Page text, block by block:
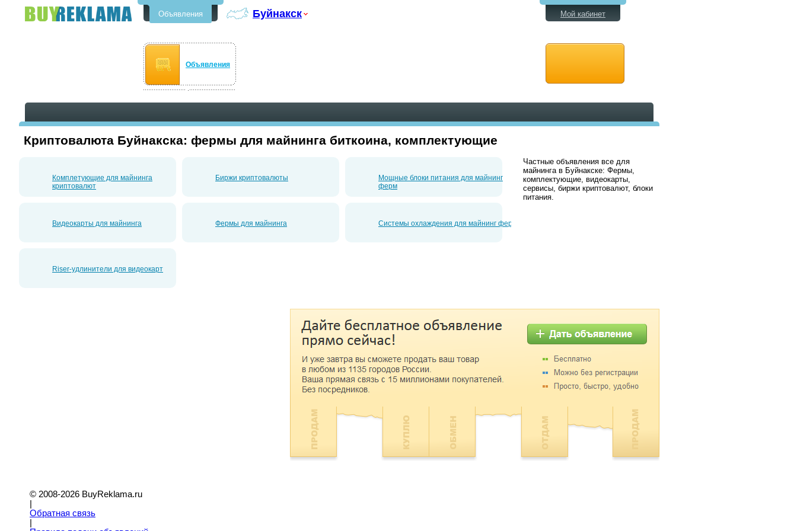
Объявления Буйнакск
Объявления
Мой кабинет
Криптовалюта Буйнакска: фермы для майнинга биткоина, комплектующие
Комплетующие для майнинга
криптовалют
Биржи криптовалюты
Мощные блоки питания для майнинг
ферм
Видеокарты для майнинга Фермы для майнинга Системы охлаждения для майнинг ферм
Riser-удлинители для видеокарт
Частные объявления все для
майнинга в Буйнакске: Фермы,
комплектующие, видеокарты,
сервисы, биржи криптовалют, блоки
питания.
© 2008-2026 BuyReklama.ru
Обратная связь